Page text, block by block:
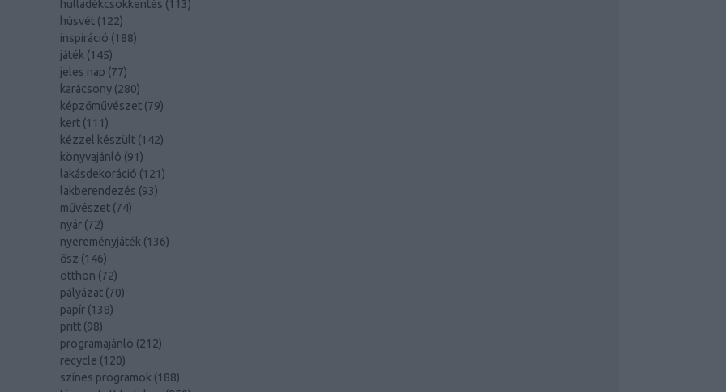
hulladékcsökkentés (113)
húsvét (122)
inspiráció (188)
játék (145)
jeles nap (77)
karácsony (280)
képzőművészet (79)
kert (111)
kézzel készült (142)
könyvajánló (91)
lakásdekoráció (121)
lakberendezés (93)
művészet (74)
nyár (72)
nyereményjáték (136)
ősz (146)
otthon (72)
pályázat (70)
papír (138)
pritt (98)
programajánló (212)
recycle (120)
színes programok (188)